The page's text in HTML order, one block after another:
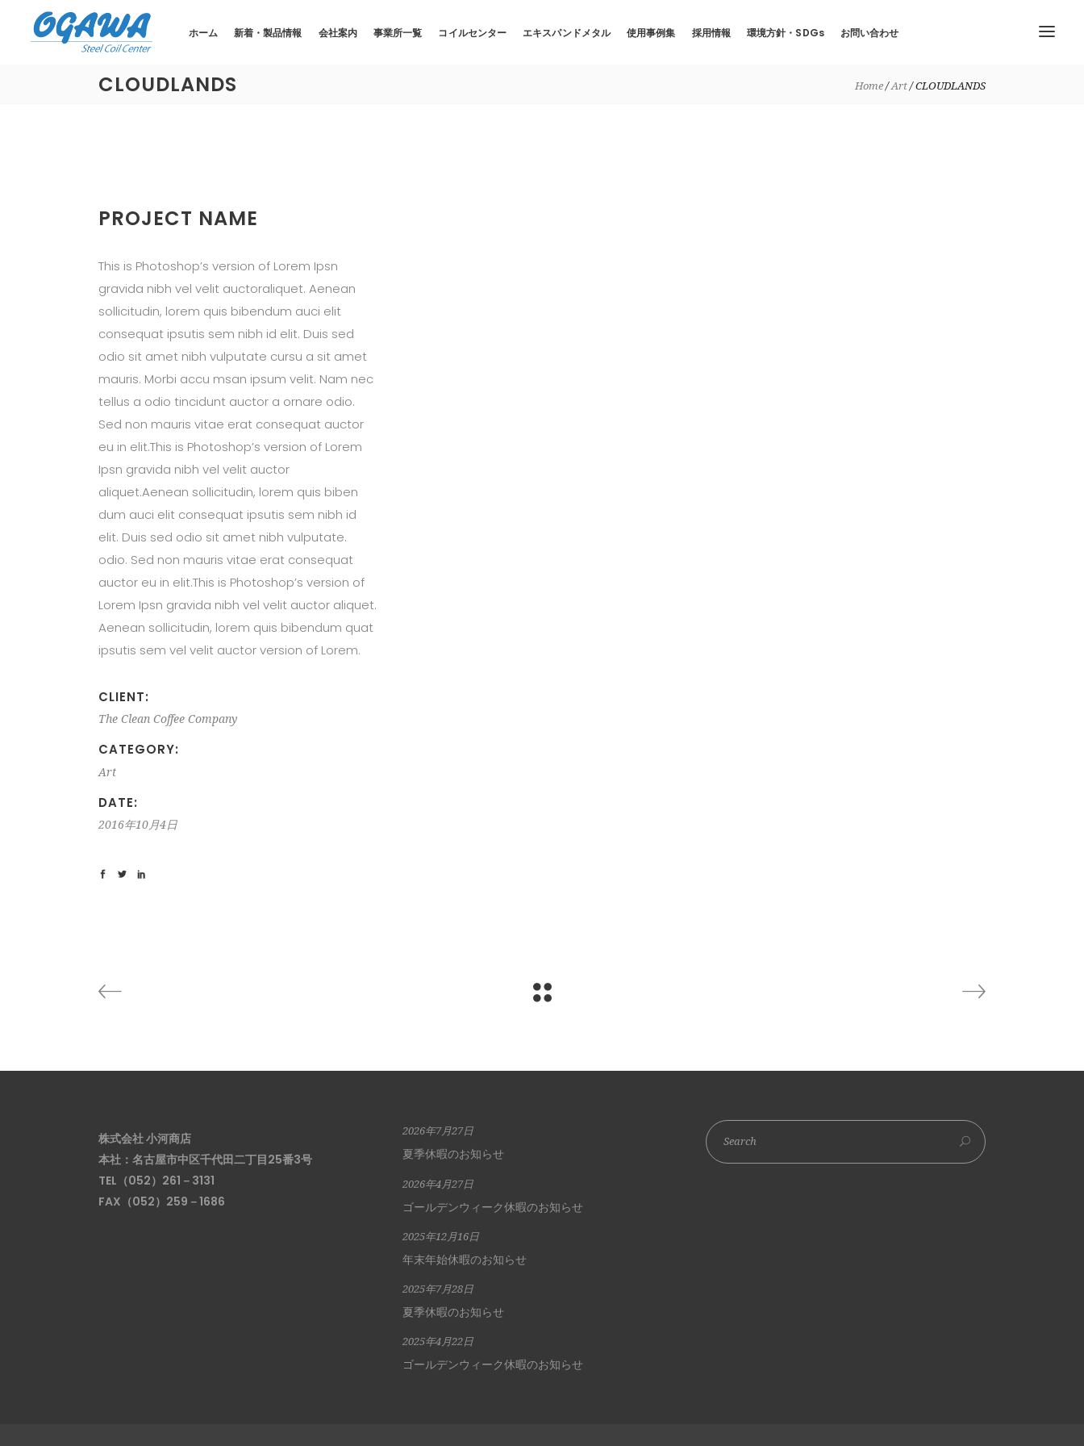
ホーム 新着・製品情報 会社案内 事業所一覧 コイルセンター エキスパンドメタル 使用事例集 採用情報 環境方針・SDGs お問い合わせ
CLOUDLANDS Home Art CLOUDLANDS
PROJECT NAME
This is Photoshop’s version of Lorem Ipsn
gravida nibh vel velit auctoraliquet. Aenean
sollicitudin, lorem quis bibendum auci elit
consequat ipsutis sem nibh id elit. Duis sed
odio sit amet nibh vulputate cursu a sit amet
mauris. Morbi accu msan ipsum velit. Nam nec
tellus a odio tincidunt auctor a ornare odio.
Sed non mauris vitae erat consequat auctor
eu in elit.This is Photoshop’s version of Lorem
Ipsn gravida nibh vel velit auctor
aliquet.Aenean sollicitudin, lorem quis biben
dum auci elit consequat ipsutis sem nibh id
elit. Duis sed odio sit amet nibh vulputate.
odio. Sed non mauris vitae erat consequat
auctor eu in elit.This is Photoshop’s version of
Lorem Ipsn gravida nibh vel velit auctor aliquet.
Aenean sollicitudin, lorem quis bibendum quat
ipsutis sem vel velit auctor version of Lorem.
CLIENT:
The Clean Coffee Company
CATEGORY:
Art
DATE:
2016年10月4日
株式会社 小河商店
本社：名古屋市中区千代田二丁目25番3号
TEL（052）261－3131
FAX（052）259－1686
2026年7月27日
夏季休暇のお知らせ
2026年4月27日
ゴールデンウィーク休暇のお知らせ
2025年12月16日
年末年始休暇のお知らせ
2025年7月28日
夏季休暇のお知らせ
2025年4月22日
ゴールデンウィーク休暇のお知らせ